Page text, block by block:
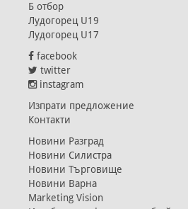
Б отбор
Лудогорец U19
Лудогорец U17
facebook
twitter
instagram
Изпрати предложение
Контакти
Новини Разград
Новини Силистра
Новини Търговище
Новини Варна
Marketing Vision